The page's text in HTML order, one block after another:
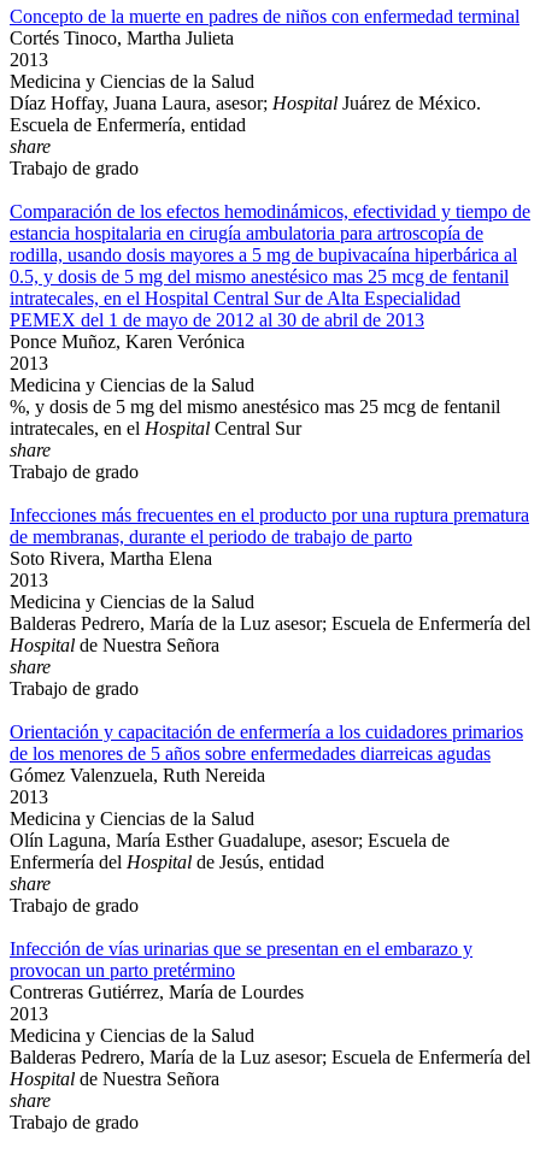
Concepto de la muerte en padres de niños con enfermedad terminal
Cortés Tinoco, Martha Julieta
2013
Medicina y Ciencias de la Salud
Díaz Hoffay, Juana Laura, asesor; Hospital Juárez de México.
Escuela de Enfermería, entidad
share
Trabajo de grado
Comparación de los efectos hemodinámicos, efectividad y tiempo de
estancia hospitalaria en cirugía ambulatoria para artroscopía de
rodilla, usando dosis mayores a 5 mg de bupivacaína hiperbárica al
0.5, y dosis de 5 mg del mismo anestésico mas 25 mcg de fentanil
intratecales, en el Hospital Central Sur de Alta Especialidad
PEMEX del 1 de mayo de 2012 al 30 de abril de 2013
Ponce Muñoz, Karen Verónica
2013
Medicina y Ciencias de la Salud
%, y dosis de 5 mg del mismo anestésico mas 25 mcg de fentanil
intratecales, en el Hospital Central Sur
share
Trabajo de grado
Infecciones más frecuentes en el producto por una ruptura prematura
de membranas, durante el periodo de trabajo de parto
Soto Rivera, Martha Elena
2013
Medicina y Ciencias de la Salud
Balderas Pedrero, María de la Luz asesor; Escuela de Enfermería del
Hospital de Nuestra Señora
share
Trabajo de grado
Orientación y capacitación de enfermería a los cuidadores primarios
de los menores de 5 años sobre enfermedades diarreicas agudas
Gómez Valenzuela, Ruth Nereida
2013
Medicina y Ciencias de la Salud
Olín Laguna, María Esther Guadalupe, asesor; Escuela de
Enfermería del Hospital de Jesús, entidad
share
Trabajo de grado
Infección de vías urinarias que se presentan en el embarazo y
provocan un parto pretérmino
Contreras Gutiérrez, María de Lourdes
2013
Medicina y Ciencias de la Salud
Balderas Pedrero, María de la Luz asesor; Escuela de Enfermería del
Hospital de Nuestra Señora
share
Trabajo de grado